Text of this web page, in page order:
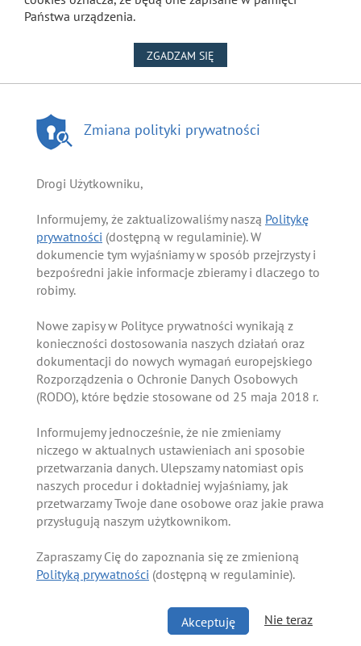
Państwa urządzenia.
ZGADZAM SIĘ
Zmiana polityki prywatności
Drogi Użytkowniku,
Informujemy, że zaktualizowaliśmy naszą Politykę
prywatności (dostępną w regulaminie). W
dokumencie tym wyjaśniamy w sposób przejrzysty i
bezpośredni jakie informacje zbieramy i dlaczego to
robimy.
Nowe zapisy w Polityce prywatności wynikają z
konieczności dostosowania naszych działań oraz
dokumentacji do nowych wymagań europejskiego
Rozporządzenia o Ochronie Danych Osobowych
(RODO), które będzie stosowane od 25 maja 2018 r.
Informujemy jednocześnie, że nie zmieniamy
niczego w aktualnych ustawieniach ani sposobie
przetwarzania danych. Ulepszamy natomiast opis
naszych procedur i dokładniej wyjaśniamy, jak
przetwarzamy Twoje dane osobowe oraz jakie prawa
przysługują naszym użytkownikom.
Zapraszamy Cię do zapoznania się ze zmienioną
Polityką prywatności (dostępną w regulaminie).
Akceptuję Nie teraz